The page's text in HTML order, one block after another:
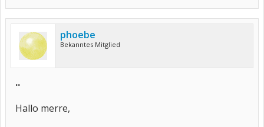
phoebe
Bekanntes Mitglied
..
Hallo merre,